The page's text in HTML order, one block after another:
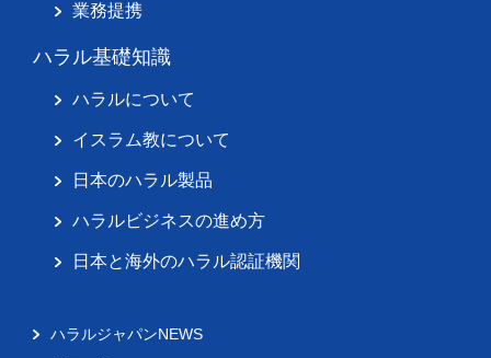
業務提携
ハラル基礎知識
ハラルについて
イスラム教について
日本のハラル製品
ハラルビジネスの進め方
日本と海外のハラル認証機関
ハラルジャパンNEWS